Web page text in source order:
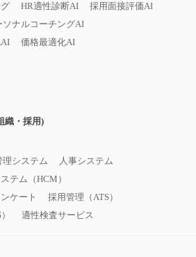
HR適性診断AI
採用面接評価AI
ソナルコーチングAI
価格最適化AI
織・採用)
理システム
人事システム
テム（HCM）
ケート
採用管理（ATS）
適性検査サービス